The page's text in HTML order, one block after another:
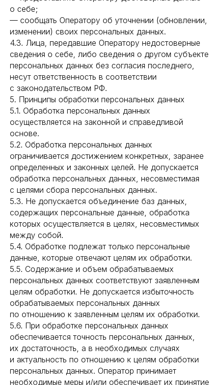
о себе;
— сообщать Оператору об уточнении (обновлении,
изменении) своих персональных данных.
4.3. Лица, передавшие Оператору недостоверные
сведения о себе, либо сведения о другом субъекте
персональных данных без согласия последнего,
несут ответственность в соответствии
с законодательством РФ.
5. Принципы обработки персональных данных
5.1. Обработка персональных данных
осуществляется на законной и справедливой
основе.
5.2. Обработка персональных данных
ограничивается достижением конкретных, заранее
определенных и законных целей. Не допускается
обработка персональных данных, несовместимая
с целями сбора персональных данных.
5.3. Не допускается объединение баз данных,
содержащих персональные данные, обработка
которых осуществляется в целях, несовместимых
между собой.
5.4. Обработке подлежат только персональные
данные, которые отвечают целям их обработки.
5.5. Содержание и объем обрабатываемых
персональных данных соответствуют заявленным
целям обработки. Не допускается избыточность
обрабатываемых персональных данных
по отношению к заявленным целям их обработки.
5.6. При обработке персональных данных
обеспечивается точность персональных данных,
их достаточность, а в необходимых случаях
и актуальность по отношению к целям обработки
персональных данных. Оператор принимает
необходимые меры и/или обеспечивает их принятие